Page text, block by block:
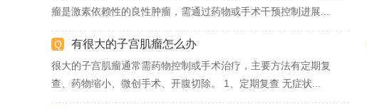
瘤是激素依赖性的良性肿瘤，需通过药物或手术干预控制进展...
有很大的子宫肌瘤怎么办
很大的子宫肌瘤通常需药物控制或手术治疗，主要方法有定期复
查、药物缩小、微创手术、开腹切除。 1、定期复查 无症状...